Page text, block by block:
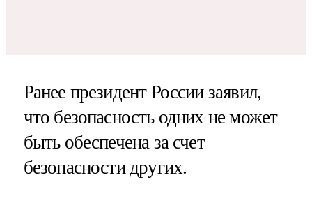
Ранее президент России заявил,
что безопасность одних не может
быть обеспечена за счет
безопасности других.